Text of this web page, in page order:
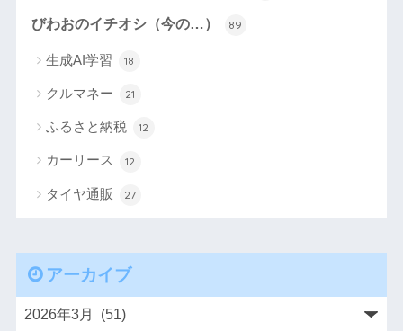
びわおのイチオシ（今の…） 89
生成AI学習 18
クルマネー 21
ふるさと納税 12
カーリース 12
タイヤ通販 27
アーカイブ